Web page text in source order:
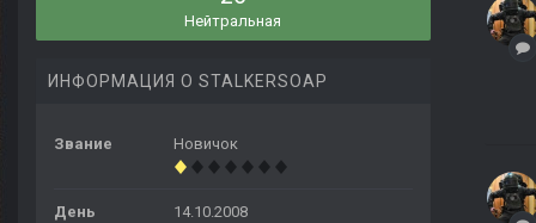
Нейтральная
ИНФОРМАЦИЯ О STALKERSOAP
Звание Новичок
День
14.10.2008